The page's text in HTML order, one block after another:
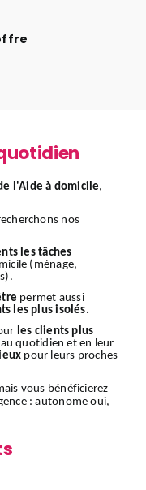
l'Aide à domicile,
nos
les tâches
(ménage,
permet aussi
les plus isolés.
les clients plus
quotidien et en leur
pour leurs proches
vous bénéficierez
: autonome oui,